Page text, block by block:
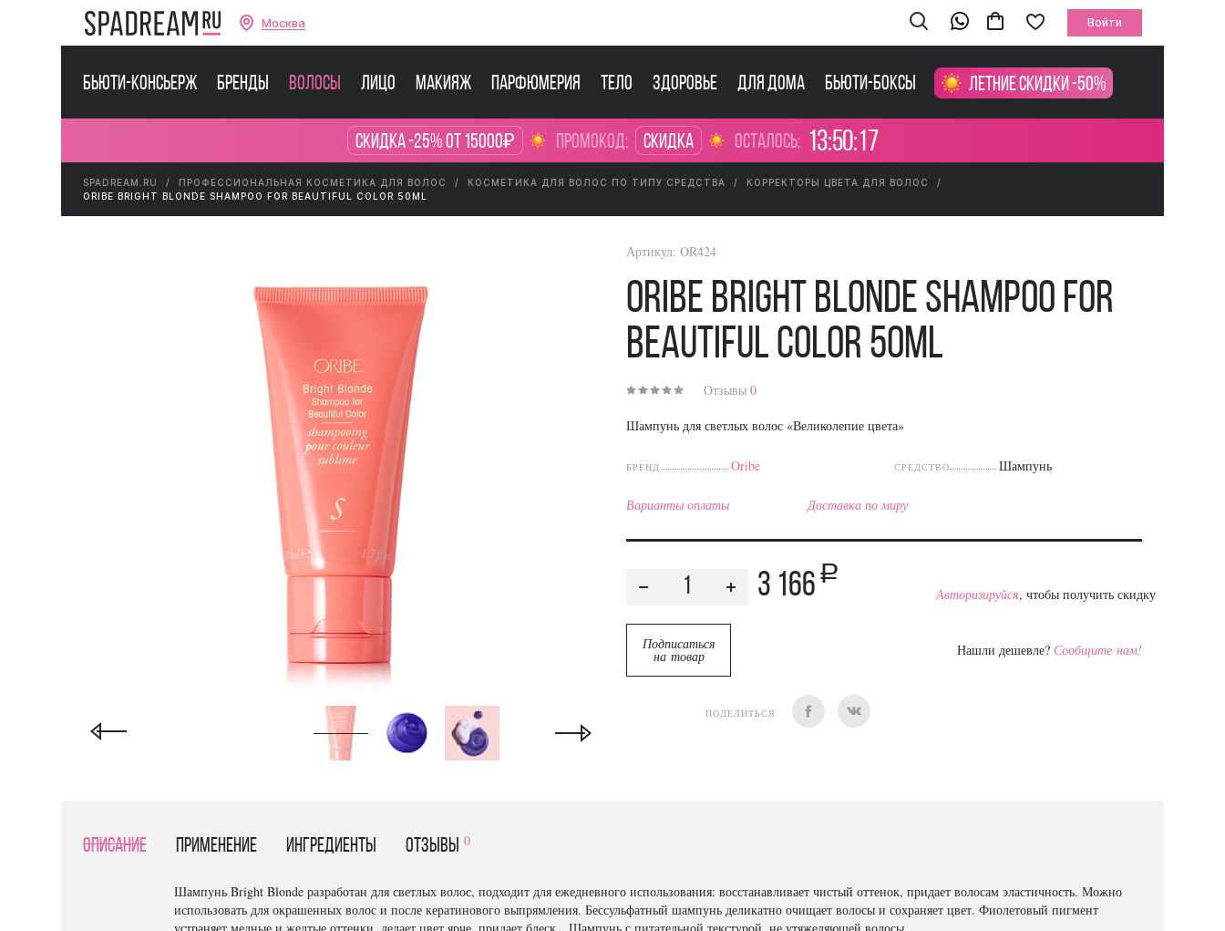
Москва Войти
Бьюти-консьерж Бренды Волосы Лицо Макияж Парфюмерия Тело Здоровье Для дома Бьюти-боксы Летние скидки -50%
Скидка -25% от 15000₽ промокод: Скидка осталось: 13:50:16
SPADREAM.RU ПРОФЕССИОНАЛЬНАЯ КОСМЕТИКА ДЛЯ ВОЛОС КОСМЕТИКА ДЛЯ ВОЛОС ПО ТИПУ СРЕДСТВА
КОРРЕКТОРЫ ЦВЕТА ДЛЯ ВОЛОС
ORIBE BRIGHT BLONDE SHAMPOO FOR BEAUTIFUL COLOR 50ML
Артикул: OR424
Oribe Bright Blonde Shampoo For
Beautiful Color 50ml
Отзывы0
Шампунь для светлых волос «Великолепие цвета»
БРЕНД Oribe СРЕДСТВО Шампунь
Варианты оплаты Доставка по миру
3 166 a
Авторизируйся, чтобы получить скидку
Подписаться
на товар Нашли дешевле? Сообщите нам!
ПОДЕЛИТЬСЯ
Описание Применение Ингредиенты отзывы 0
Шампунь Bright Blonde разработан для светлых волос, подходит для ежедневного использования: восстанавливает чистый оттенок, придает волосам эластичность. Можно
использовать для окрашенных волос и после кератинового выпрямления. Бессульфатный шампунь деликатно очищает волосы и сохраняет цвет. Фиолетовый пигмент